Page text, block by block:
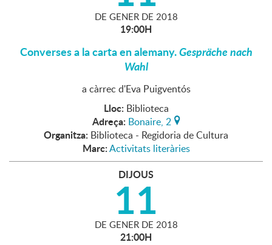
DE GENER DE 2018
19:00H
Converses a la carta en alemany.Gespräche nach
Wahl
a càrrec d'Eva Puigventós
Lloc: Biblioteca
Adreça: Bonaire, 2
Organitza: Biblioteca - Regidoria de Cultura
Marc:Activitats literàries
DIJOUS
11
DE GENER DE 2018
21:00H